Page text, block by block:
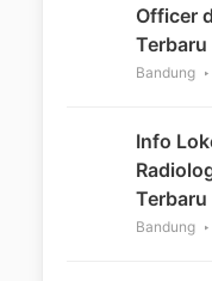
Officer
Bandung
Info
Bandung